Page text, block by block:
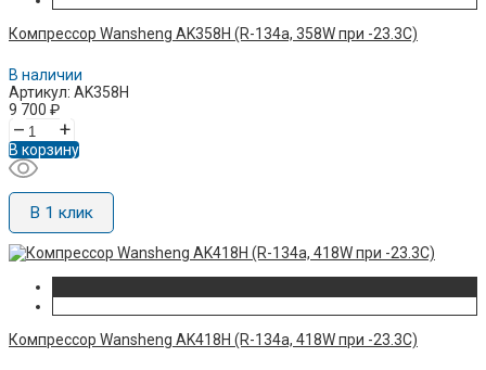
Компрессор Wansheng AK358H (R-134а, 358W при -23.3C)
В наличии
Артикул: AK358H
9 700 ₽
– +
В корзину
В 1 клик
Компрессор Wansheng AK418H (R-134а, 418W при -23.3C)